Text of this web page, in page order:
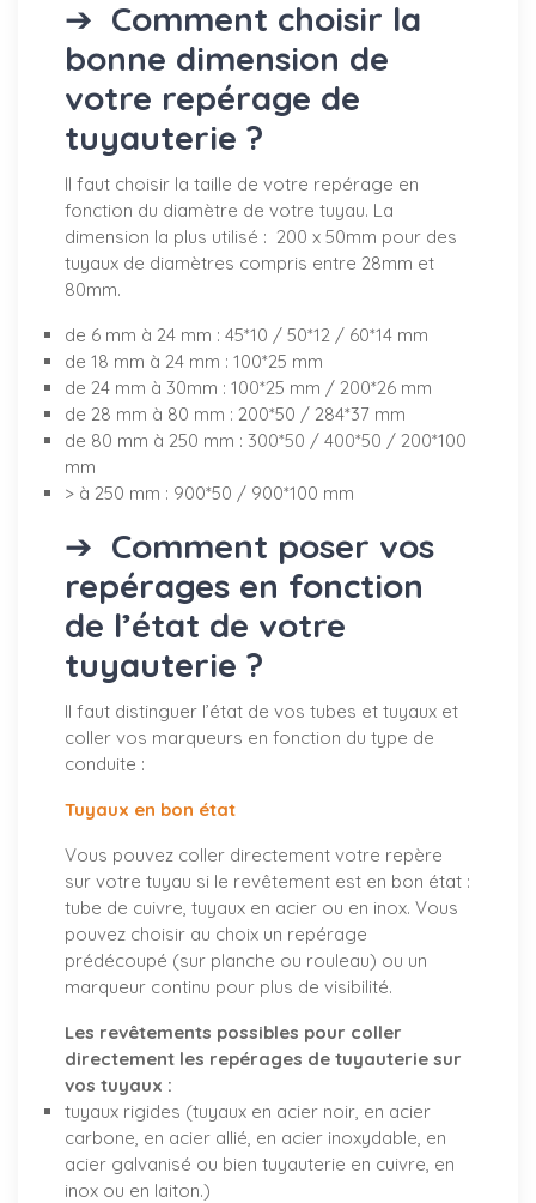
➔ Comment choisir la
bonne dimension de
votre repérage de
tuyauterie ?
Il faut choisir la taille de votre repérage en
fonction du diamètre de votre tuyau. La
dimension la plus utilisé : 200 x 50mm pour des
tuyaux de diamètres compris entre 28mm et
80mm.
de 6 mm à 24 mm : 45*10 / 50*12 / 60*14 mm
de 18 mm à 24 mm : 100*25 mm
de 24 mm à 30mm : 100*25 mm / 200*26 mm
de 28 mm à 80 mm : 200*50 / 284*37 mm
de 80 mm à 250 mm : 300*50 / 400*50 / 200*100
mm
> à 250 mm : 900*50 / 900*100 mm
➔ Comment poser vos
repérages en fonction
de l’état de votre
tuyauterie ?
Il faut distinguer l’état de vos tubes et tuyaux et
coller vos marqueurs en fonction du type de
conduite :
Tuyaux en bon état
Vous pouvez coller directement votre repère
sur votre tuyau si le revêtement est en bon état :
tube de cuivre, tuyaux en acier ou en inox. Vous
pouvez choisir au choix un repérage
prédécoupé (sur planche ou rouleau) ou un
marqueur continu pour plus de visibilité.
Les revêtements possibles pour coller
directement les repérages de tuyauterie sur
vos tuyaux :
tuyaux rigides (tuyaux en acier noir, en acier
carbone, en acier allié, en acier inoxydable, en
acier galvanisé ou bien tuyauterie en cuivre, en
inox ou en laiton.)